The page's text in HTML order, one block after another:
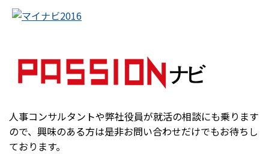
人事コンサルタントや弊社役員が就活の相談にも乗ります
ので、興味のある方は是非お問い合わせだけでもお待ちし
ております。